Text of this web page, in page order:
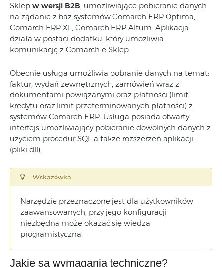
Sklep w wersji B2B , umożliwiające pobieranie danych
na żądanie z baz systemów Comarch ERP Optima,
Comarch ERP XL, Comarch ERP Altum. Aplikacja
działa w postaci dodatku, który umożliwia
komunikację z Comarch e-Sklep.
Obecnie usługa umożliwia pobranie danych na temat:
faktur, wydań zewnętrznych, zamówień wraz z
dokumentami powiązanymi oraz płatności (limit
kredytu oraz limit przeterminowanych płatności) z
systemów Comarch ERP. Usługa posiada otwarty
interfejs umożliwiający pobieranie dowolnych danych z
użyciem procedur SQL a także rozszerzeń aplikacji
(pliki dll).
Wskazówka
Narzędzie przeznaczone jest dla użytkowników
zaawansowanych, przy jego konfiguracji
niezbędna może okazać się wiedza
programistyczna.
Jakie są wymagania techniczne?